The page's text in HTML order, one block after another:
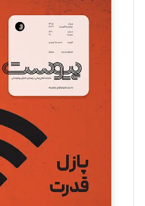
سروش کرمیان
تحریریه
مینا پاکدل
یسنا امان‌پور
تحریریه